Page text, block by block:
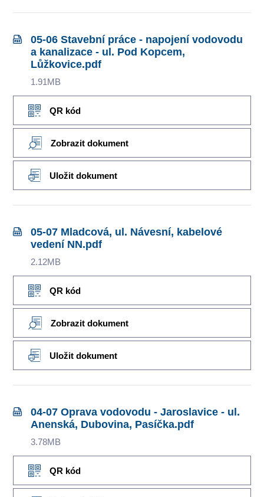
05-06 Stavební práce - napojení vodovodu
a kanalizace - ul. Pod Kopcem,
Lůžkovice.pdf
1.91MB
QR kód
Zobrazit dokument
Uložit dokument
05-07 Mladcová, ul. Návesní, kabelové
vedení NN.pdf
2.12MB
QR kód
Zobrazit dokument
Uložit dokument
04-07 Oprava vodovodu - Jaroslavice - ul.
Anenská, Dubovina, Pasíčka.pdf
3.78MB
QR kód